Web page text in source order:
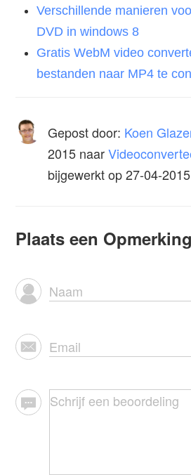
Verschillende manieren
DVD in windows 8
Gratis WebM video
bestanden naar MP4 te
Gepost door: Koen
2015 naar
bijgewerkt op 27-04-2015
Plaats een Opmerking